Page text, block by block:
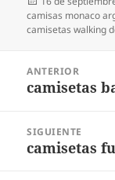
el
camisas monaco
camisetas walking
entradas
ANTERIOR
Entrada
camisetas
SIGUIENTE
Entrada
camisetas